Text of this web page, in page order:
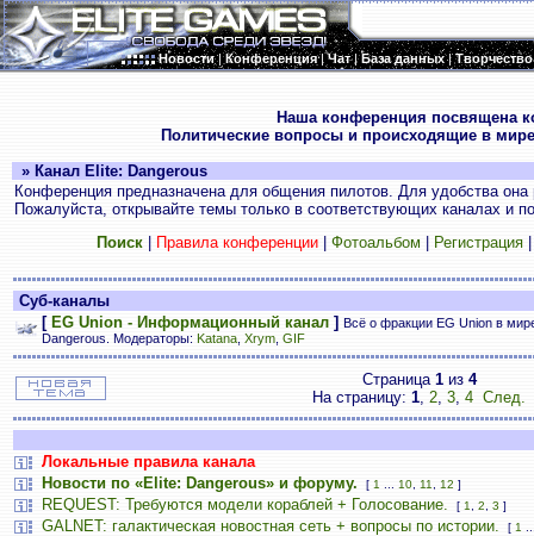
Новости|Конференция|Чат|База данных|Творчество
Наша конференция посвящена
Политические вопросы и происходящие в
» Канал Elite: Dangerous
Конференция предназначена для общения пилотов. Для удобства
Пожалуйста, открывайте темы только в соответствующих каналах и
Поиск| Правила конференции| Фотоальбом Регистрация
Суб-каналы
[ EG Union - Информационный канал ] Всё о фракции EG Union в
Dangerous. Модераторы: Katana Xrym GIF
Страница 1из 4
На страницу: 1, 2, 3, 4 След.
Локальные правила канала
Новости по «Elite: Dangerous» и форуму.
[ 1 10 11 12 ]
REQUEST: Требуются модели кораблей + Голосование. [ 1 2 3 ]
GALNET: галактическая новостная сеть + вопросы по истории. [ 1